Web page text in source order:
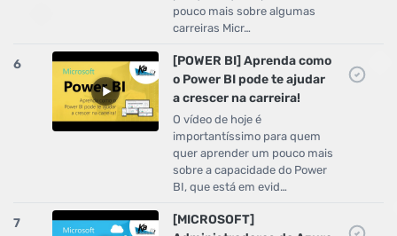
pouco mais sobre algumas
carreiras Micr…
6
[POWER BI] Aprenda como
o Power BI pode te ajudar
a crescer na carreira!
O vídeo de hoje é
importantíssimo para quem
quer aprender um pouco mais
sobre a capacidade do Power
BI, que está em evid…
7
[MICROSOFT]